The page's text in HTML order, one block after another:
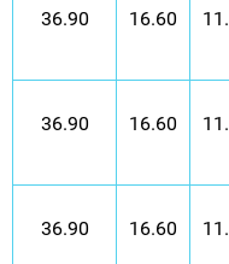
36.90 16.60
36.90 16.60
36.90 16.60